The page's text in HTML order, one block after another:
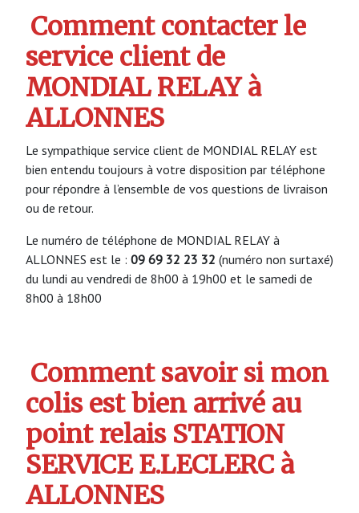
Comment contacter le
service client de
MONDIAL RELAY à
ALLONNES
Le sympathique service client de MONDIAL RELAY est
bien entendu toujours à votre disposition par téléphone
pour répondre à l’ensemble de vos questions de livraison
ou de retour.
Le numéro de téléphone de MONDIAL RELAY à
ALLONNES est le : 09 69 32 23 32 (numéro non surtaxé)
du lundi au vendredi de 8h00 à 19h00 et le samedi de
8h00 à 18h00
Comment savoir si mon
colis est bien arrivé au
point relais STATION
SERVICE E.LECLERC à
ALLONNES